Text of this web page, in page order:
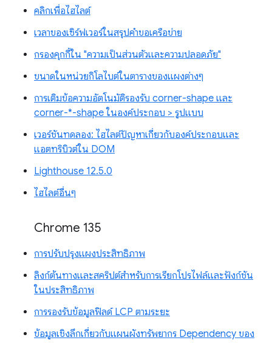
คลิกเพื่อไฮไลต์
เวลาของเซิร์ฟเวอร์ในสรุปคำขอเครือข่าย
กรองคุกกี้ใน "ความเป็นส่วนตัวและความปลอดภัย"
ขนาดในหน่วยกิโลไบต์ในตารางของแผงต่างๆ
การเติมข้อความอัตโนมัติรองรับ corner-shape และ
corner-*-shape ในองค์ประกอบ > รูปแบบ
เวอร์ชันทดลอง: ไฮไลต์ปัญหาเกี่ยวกับองค์ประกอบและ
แอตทริบิวต์ใน DOM
Lighthouse 12.5.0
ไฮไลต์อื่นๆ
Chrome 135
การปรับปรุงแผงประสิทธิภาพ
ลิงก์ต้นทางและสคริปต์สำหรับการเรียกโปรไฟล์และฟังก์ชัน
ในประสิทธิภาพ
การรองรับข้อมูลฟิลด์ LCP ตามระยะ
ข้อมูลเชิงลึกเกี่ยวกับแผนผังทรัพยากร Dependency ของ